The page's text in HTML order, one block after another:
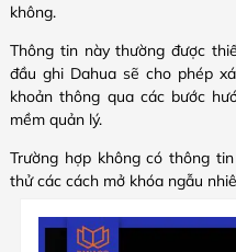
không.
Thông tin này thường được
đầu ghi Dahua sẽ cho phép
khoản thông qua các bước
mềm quản lý.
Trường hợp không có thông
thử các cách mở khóa ngẫu